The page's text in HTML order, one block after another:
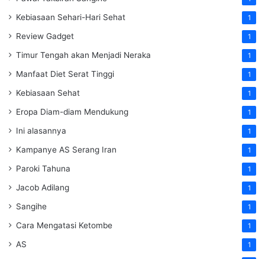
Kebiasaan Sehari-Hari Sehat 1
Review Gadget 1
Timur Tengah akan Menjadi Neraka 1
Manfaat Diet Serat Tinggi 1
Kebiasaan Sehat 1
Eropa Diam-diam Mendukung 1
Ini alasannya 1
Kampanye AS Serang Iran 1
Paroki Tahuna 1
Jacob Adilang 1
Sangihe 1
Cara Mengatasi Ketombe 1
AS 1